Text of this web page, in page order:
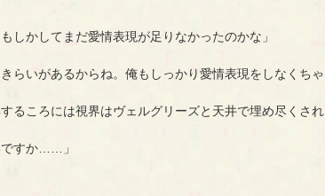
しかしてまだ愛情表現が足りなかったのかな」
らいがあるからね。俺もしっかり愛情表現をしなくちゃ
るころには視界はヴェルグリーズと天井で埋め尽くされ
ですか……」